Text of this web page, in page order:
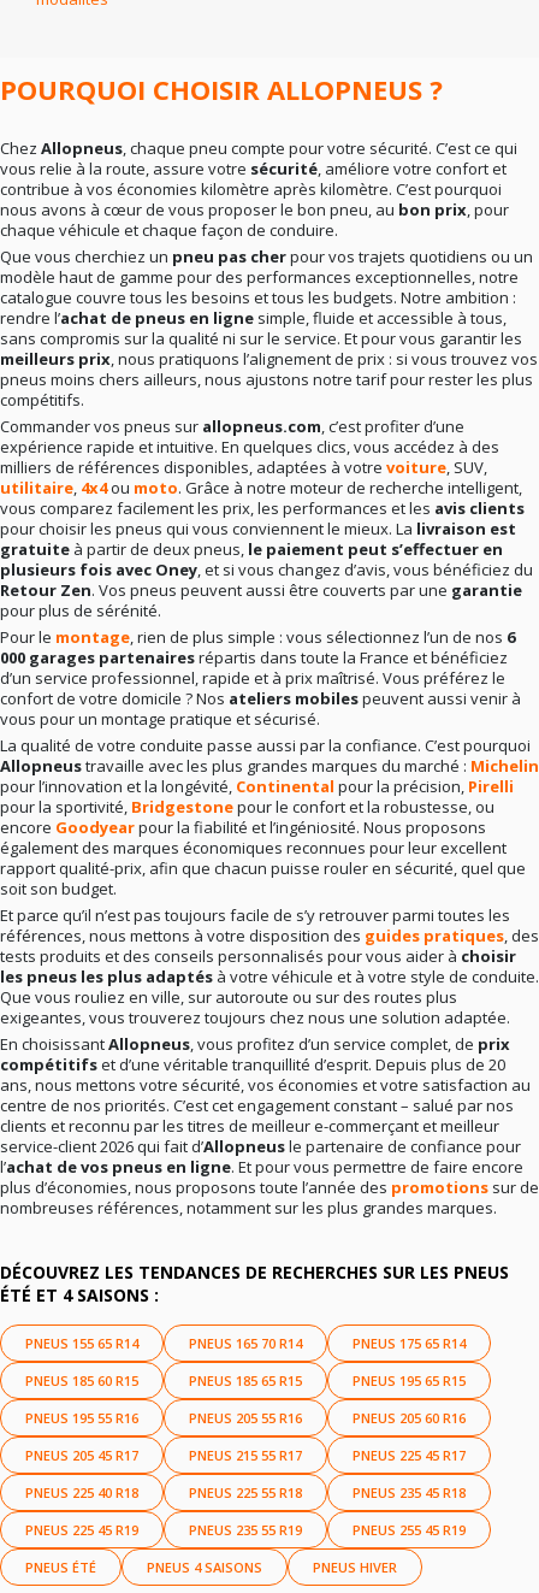
En résumé
POURQUOI CHOISIR ALLOPNEUS ?
Chez Allopneus, chaque pneu compte pour votre sécurité. C’est ce qui
vous relie à la route, assure votre sécurité, améliore votre confort et
contribue à vos économies kilomètre après kilomètre. C’est pourquoi
nous avons à cœur de vous proposer le bon pneu, au bon prix, pour
chaque véhicule et chaque façon de conduire.
Que vous cherchiez un pneu pas cherpour vos trajets quotidiens ou un
modèle haut de gamme pour des performances exceptionnelles, notre
catalogue couvre tous les besoins et tous les budgets. Notre ambition :
rendre l’achat de pneus en ligne simple, fluide et accessible à tous,
sans compromis sur la qualité ni sur le service. Et pour vous garantir les
meilleurs prix, nous pratiquons l’alignement de prix : si vous trouvez vos
pneus moins chers ailleurs, nous ajustons notre tarif pour rester les plus
compétitifs.
Commander vos pneus sur allopneus.com, c’est profiter d’une
expérience rapide et intuitive. En quelques clics, vous accédez à des
milliers de références disponibles, adaptées à votre voiture, SUV,
utilitaire, 4x4ou moto. Grâce à notre moteur de recherche intelligent,
vous comparez facilement les prix, les performances et les avis clients
pour choisir les pneus qui vous conviennent le mieux. La livraison est
gratuite à partir de deux pneus, le paiement peut s’effectuer en
plusieurs fois avec Oney, et si vous changez d’avis, vous bénéficiez du
Retour Zen. Vos pneus peuvent aussi être couverts par une garantie
pour plus de sérénité.
Pour le montage, rien de plus simple : vous sélectionnez l’un de nos 6
000 garages partenairesrépartis dans toute la France et bénéficiez
d’un service professionnel, rapide et à prix maîtrisé. Vous préférez le
confort de votre domicile ? Nos ateliers mobilespeuvent aussi venir à
vous pour un montage pratique et sécurisé.
La qualité de votre conduite passe aussi par la confiance. C’est pourquoi
Allopneustravaille avec les plus grandes marques du marché : Michelin
pour l’innovation et la longévité, Continental pour la précision, Pirelli
pour la sportivité, Bridgestonepour le confort et la robustesse, ou
encore Goodyearpour la fiabilité et l’ingéniosité. Nous proposons
également des marques économiques reconnues pour leur excellent
rapport qualité-prix, afin que chacun puisse rouler en sécurité, quel que
soit son budget.
Et parce qu’il n’est pas toujours facile de s’y retrouver parmi toutes les
références, nous mettons à votre disposition des guides pratiques, des
tests produits et des conseils personnalisés pour vous aider à choisir
les pneus les plus adaptés à votre véhicule et à votre style de conduite.
Que vous rouliez en ville, sur autoroute ou sur des routes plus
exigeantes, vous trouverez toujours chez nous une solution adaptée.
En choisissantAllopneus, vous profitez d’un service complet, de prix
compétitifset d’une véritable tranquillité d’esprit. Depuis plus de 20
ans, nous mettons votre sécurité, vos économies et votre satisfaction au
centre de nos priorités. C’est cet engagement constant – salué par nos
clients et reconnu par les titres de meilleur e-commerçant et meilleur
service-client 2026 qui fait d’Allopneusle partenaire de confiance pour
l’achat de vos pneus en ligne. Et pour vous permettre de faire encore
plus d’économies, nous proposons toute l’année des promotions sur de
nombreuses références, notamment sur les plus grandes marques.
DÉCOUVREZ LES TENDANCES DE RECHERCHES SUR LES PNEUS
ÉTÉ ET 4 SAISONS :
PNEUS 155 65 R14 PNEUS 165 70 R14 PNEUS 175 65 R14
PNEUS 185 60 R15 PNEUS 185 65 R15 PNEUS 195 65 R15
PNEUS 195 55 R16 PNEUS 205 55 R16 PNEUS 205 60 R16
PNEUS 205 45 R17 PNEUS 215 55 R17 PNEUS 225 45 R17
PNEUS 225 40 R18 PNEUS 225 55 R18 PNEUS 235 45 R18
PNEUS 225 45 R19 PNEUS 235 55 R19 PNEUS 255 45 R19
PNEUS ÉTÉ PNEUS 4 SAISONS PNEUS HIVER